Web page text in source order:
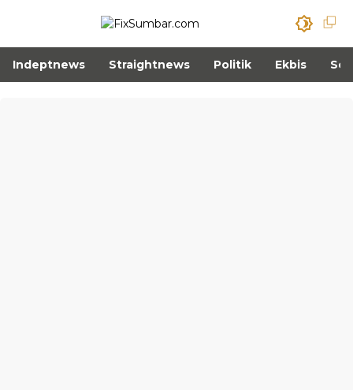
Indeptnews Straightnews Politik Ekbis